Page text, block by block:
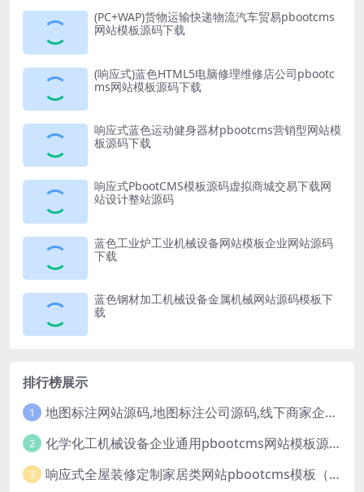
(PC+WAP)货物运输快递物流汽车贸易pbootcms
网站模板源码下载
(响应式)蓝色HTML5电脑修理维修店公司pbootc
ms网站模板源码下载
响应式蓝色运动健身器材pbootcms营销型网站模
板源码下载
响应式PbootCMS模板源码虚拟商城交易下载网
站设计整站源码
蓝色工业炉工业机械设备网站模板企业网站源码
下载
蓝色钢材加工机械设备金属机械网站源码模板下
载
排行榜展示
1 地图标注网站源码,地图标注公司源码,线下商家企业地图标注服务,店铺地图定位网站
2 化学化工机械设备企业通用pbootcms网站模板源码下载
3 响应式全屋装修定制家居类网站pbootcms模板（自适应手机端）绿色装修公司网站源码